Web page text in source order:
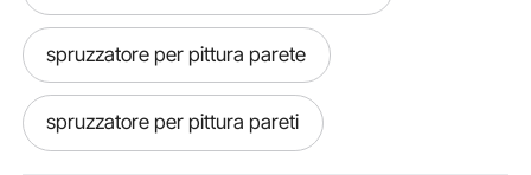
spruzzatore per pittura parete
spruzzatore per pittura pareti